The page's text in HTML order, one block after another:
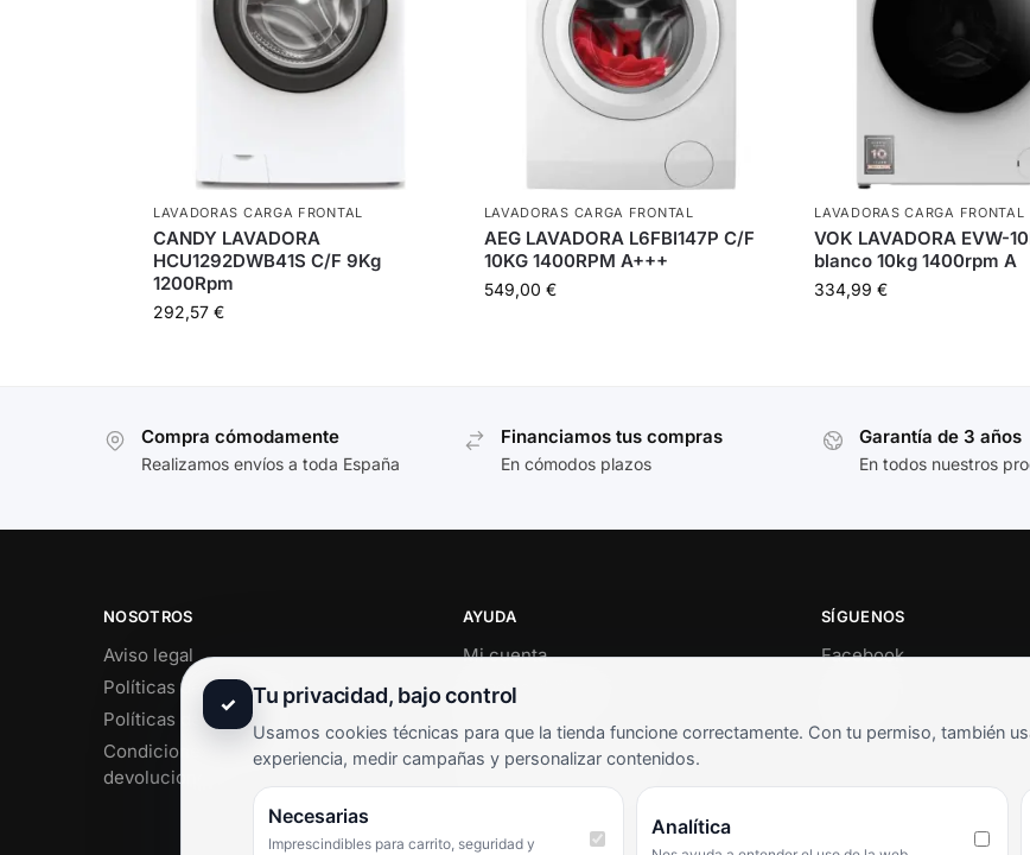
LAVADORAS CARGA FRONTAL
CANDY LAVADORA
HCU1292DWB41S C/F 9Kg
1200Rpm
292,57 €
LAVADORAS CARGA FRONTAL
AEG LAVADORA L6FBI147P C/F
10KG 1400RPM A+++
549,00 €
LAVADORAS CARGA FRONTAL
VOK LAVADORA EVW-
blanco 10kg 1400rpm A
334,99€
Compra cómodamente
Realizamos envíos a toda España
Financiamos tus compras
En cómodos plazos
Garantía de 3 años
En todos nuestros
NOSOTROS
Aviso legal
Políticas de privacidad
Políticas de cookies
Condiciones de envío y
devoluciones
AYUDA
Mi cuenta
Soporte al cliente
Términos y condiciones
Preguntas frecuentes
SÍGUENOS
Facebook
✓ Tu privacidad, bajo control
Usamos cookies técnicas para que la tienda funcione correctamente. Con tu permiso, también
experiencia, medir campañas y personalizar contenidos.
Necesarias
Imprescindibles para carrito, seguridad y
Analítica